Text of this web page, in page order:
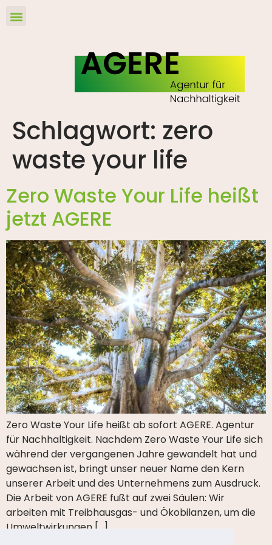
Schlagwort: zero
waste your life
Zero Waste Your Life heißt
jetzt AGERE
Zero Waste Your Life heißt ab sofort AGERE. Agentur
für Nachhaltigkeit. Nachdem Zero Waste Your Life sich
während der vergangenen Jahre gewandelt hat und
gewachsen ist, bringt unser neuer Name den Kern
unserer Arbeit und des Unternehmens zum Ausdruck.
Die Arbeit von AGERE fußt auf zwei Säulen: Wir
arbeiten mit Treibhausgas- und Ökobilanzen, um die
Umweltwirkungen […]